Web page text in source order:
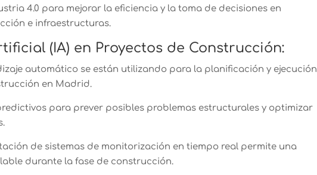
4.0 para mejorar la eficiencia y la toma de decisiones en
e infraestructuras.
(IA) en Proyectos de Construcción:
automático se están utilizando para la planificación y ejecución
en Madrid.
para prever posibles problemas estructurales y optimizar
de sistemas de monitorización en tiempo real permite una
durante la fase de construcción.